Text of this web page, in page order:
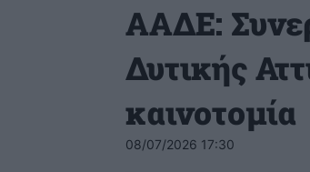
ΑΑΔΕ:
Δυτικής
καινοτομία
08/07/2026 17:30